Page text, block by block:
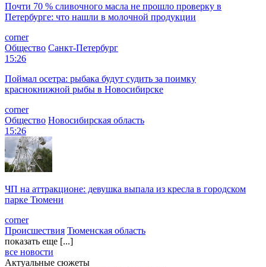
Почти 70 % сливочного масла не прошло проверку в
Петербурге: что нашли в молочной продукции
corner
Общество Санкт-Петербург
15:26
Поймал осетра: рыбака будут судить за поимку
краснокнижной рыбы в Новосибирске
corner
Общество Новосибирская область
15:26
ЧП на аттракционе: девушка выпала из кресла в городском
парке Тюмени
corner
Происшествия Тюменская область
показать еще [...]
все новости
Актуальные сюжеты